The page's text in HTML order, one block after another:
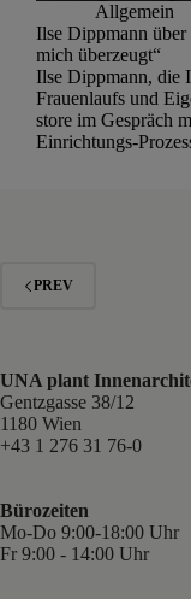
Allgemein
Ilse Dippmann
mich überzeugt“
Ilse Dippmann, die
Frauenlaufs und
store im Gespräch
Einrichtungs-
PREV
UNA plant
Gentzgasse 38/12
1180 Wien
+43 1 276 31 76-0
Bürozeiten
Mo-Do 9:00-18:00 Uhr
Fr 9:00 - 14:00 Uhr